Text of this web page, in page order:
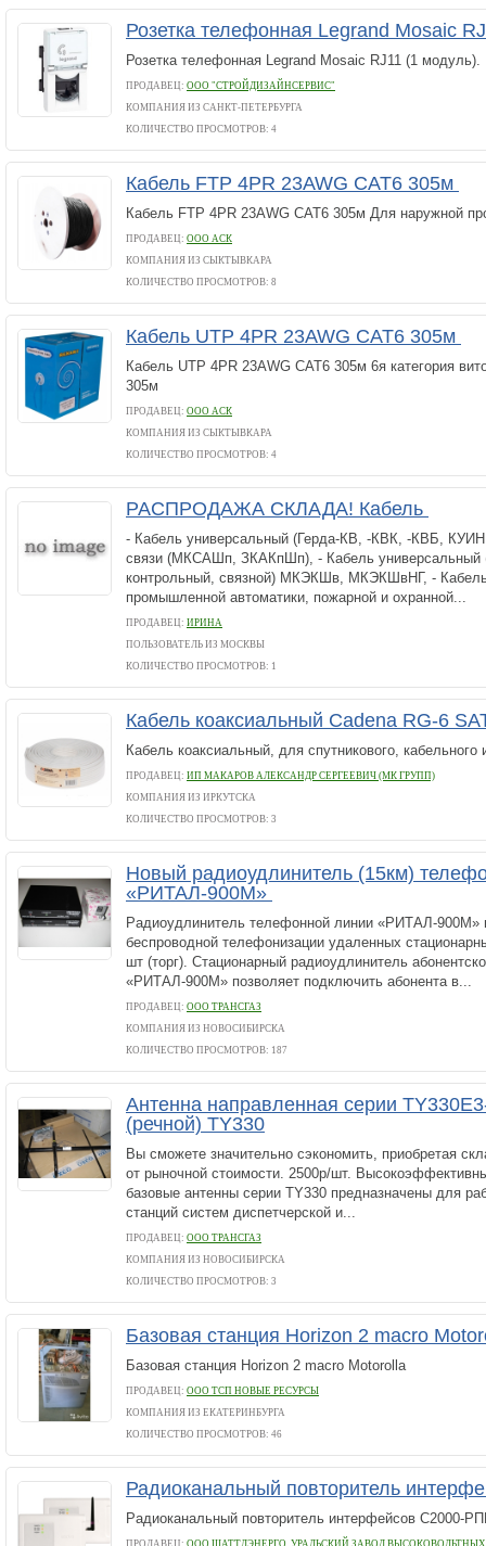
Розетка телефонная Legrand Mosaic
Розетка телефонная Legrand Mosaic RJ11 (1 модуль).
ПРОДАВЕЦ: ООО "СТРОЙДИЗАЙНСЕРВИС"
КОМПАНИЯ ИЗ САНКТ-ПЕТЕРБУРГА
КОЛИЧЕСТВО ПРОСМОТРОВ: 4
Кабель FTP 4PR 23AWG CAT6 305м
Кабель FTP 4PR 23AWG CAT6 305м Для наружной
ПРОДАВЕЦ: ООО АСК
КОМПАНИЯ ИЗ СЫКТЫВКАРА
КОЛИЧЕСТВО ПРОСМОТРОВ: 8
Кабель UTP 4PR 23AWG СAT6 305м
Кабель UTP 4PR 23AWG СAT6 305м 6я категория
305м
ПРОДАВЕЦ: ООО АСК
КОМПАНИЯ ИЗ СЫКТЫВКАРА
КОЛИЧЕСТВО ПРОСМОТРОВ: 4
РАСПРОДАЖА СКЛАДА! Кабель
- Кабель универсальный (Герда-КВ, -КВК, -КВБ,
связи (МКСАШп, ЗКАКпШп), - Кабель универсальный
контрольный, связной) МКЭКШв, МКЭКШвНГ, -
промышленной автоматики, пожарной и охранной...
ПРОДАВЕЦ: ИРИНА
ПОЛЬЗОВАТЕЛЬ ИЗ МОСКВЫ
КОЛИЧЕСТВО ПРОСМОТРОВ: 1
Кабель коаксиальный Cadena RG-6
Кабель коаксиальный, для спутникового,
ПРОДАВЕЦ: ИП МАКАРОВ АЛЕКСАНДР СЕРГЕЕВИЧ (МК ГРУПП)
КОМПАНИЯ ИЗ ИРКУТСКА
КОЛИЧЕСТВО ПРОСМОТРОВ: 3
Новый радиоудлинитель (15км)
«РИТАЛ-900М»
Радиоудлинитель телефонной линии «РИТАЛ-900М»
беспроводной телефонизации удаленных
шт (торг). Стационарный радиоудлинитель
«РИТАЛ-900М» позволяет подключить абонента в...
ПРОДАВЕЦ: ООО ТРАНСГАЗ
КОМПАНИЯ ИЗ НОВОСИБИРСКА
КОЛИЧЕСТВО ПРОСМОТРОВ: 187
Антенна направленная серии
(речной) TY330
Вы сможете значительно сэкономить, приобретая
от рыночной стоимости. 2500р/шт.
базовые антенны серии TY330 предназначены для
станций систем диспетчерской и...
ПРОДАВЕЦ: ООО ТРАНСГАЗ
КОМПАНИЯ ИЗ НОВОСИБИРСКА
КОЛИЧЕСТВО ПРОСМОТРОВ: 3
Базовая станция Horizon 2 macro
Базовая станция Horizon 2 macro Motorolla
ПРОДАВЕЦ: ООО ТСП НОВЫЕ РЕСУРСЫ
КОМПАНИЯ ИЗ ЕКАТЕРИНБУРГА
КОЛИЧЕСТВО ПРОСМОТРОВ: 46
Радиоканальный повторитель
Радиоканальный повторитель интерфейсов С2000-
ПРОДАВЕЦ: ООО ШАТТЛЭНЕРГО, УРАЛЬСКИЙ ЗАВОД